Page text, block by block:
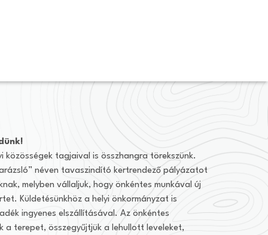
közösségek tagjaival is összhangra törekszünk.
néven tavaszindító kertrendező pályázatot
melyben vállaljuk, hogy önkéntes munkával új
Küldetésünkhöz a helyi önkormányzat is
ingyenes elszállításával. Az önkéntes
a terepet, összegyűjtjük a lehullott leveleket,